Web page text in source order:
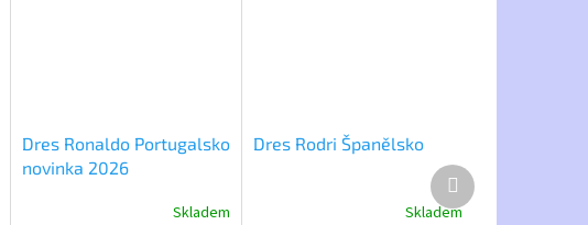
Dres Ronaldo Portugalsko
novinka 2026
Skladem
Dres Rodri Španělsko
Skladem
Další
produkt